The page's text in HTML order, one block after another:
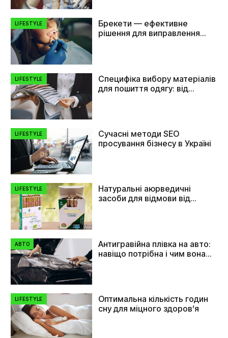
LIFESTYLE
Брекети — ефективне
рішення для виправлення
LIFESTYLE
Специфіка вибору матеріалів
для пошиття одягу: від
LIFESTYLE
Сучасні методи SEO
просування бізнесу в Україні
LIFESTYLE
Натуральні аюрведичні
засоби для відмови від
АВТО
Антигравійна плівка на авто:
навіщо потрібна і чим вона
LIFESTYLE
Оптимальна кількість годин
сну для міцного здоров’я